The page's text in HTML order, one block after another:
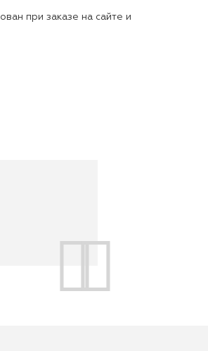
при заказе на сайте и